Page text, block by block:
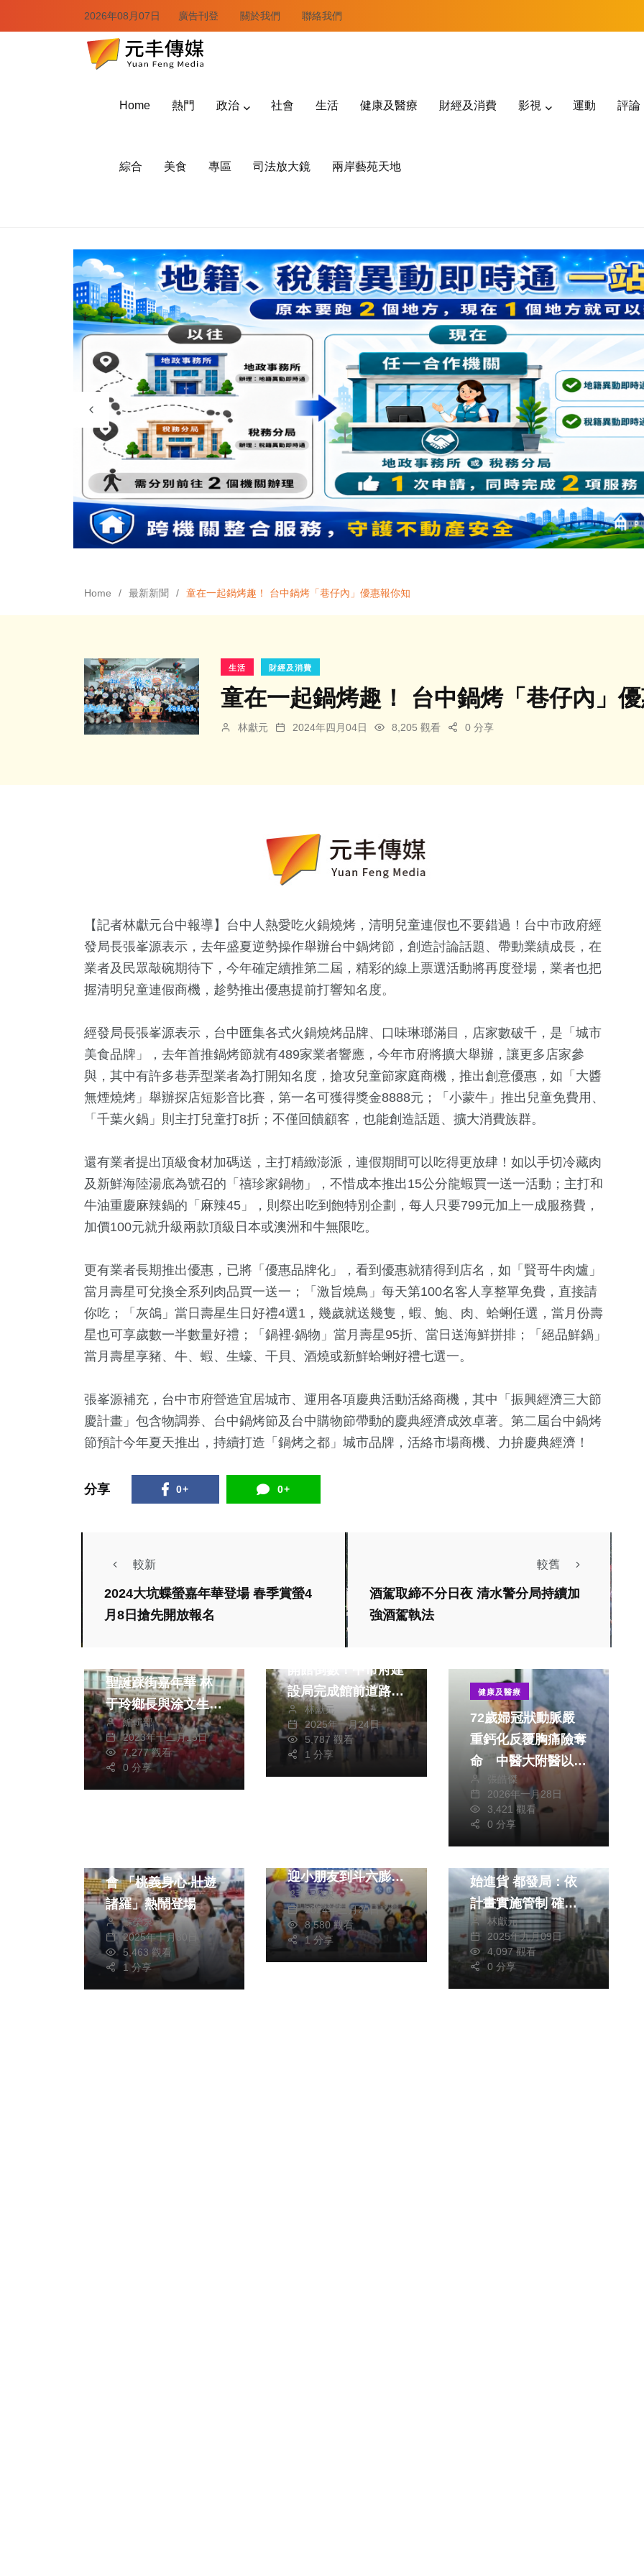
2026年08月07日 廣告刊登 關於我們 聯絡我們
Home 熱門 政治 社會 生活 健康及醫療 財經及消費 影視 運動 評論
綜合 美食 專區 司法放大鏡 兩岸藝苑天地
Home 最新新聞 童在一起鍋烤趣！ 台中鍋烤「巷仔內」優惠報你知
生活 財經及消費
童在一起鍋烤趣！ 台中鍋烤「巷仔內」
林獻元 2024年四月04日 8,205 觀看 0 分享
【記者林獻元台中報導】台中人熱愛吃火鍋燒烤，清明兒童連假也不要錯過！台中市政府經
發局長張峯源表示，去年盛夏逆勢操作舉辦台中鍋烤節，創造討論話題、帶動業績成長，在
業者及民眾敲碗期待下，今年確定續推第二屆，精彩的線上票選活動將再度登場，業者也把
握清明兒童連假商機，趁勢推出優惠提前打響知名度。
經發局長張峯源表示，台中匯集各式火鍋燒烤品牌、口味琳瑯滿目，店家數破千，是「城市
美食品牌」，去年首推鍋烤節就有489家業者響應，今年市府將擴大舉辦，讓更多店家參
與，其中有許多巷弄型業者為打開知名度，搶攻兒童節家庭商機，推出創意優惠，如「大醬
無煙燒烤」舉辦探店短影音比賽，第一名可獲得獎金8888元；「小蒙牛」推出兒童免費用、
「千葉火鍋」則主打兒童打8折；不僅回饋顧客，也能創造話題、擴大消費族群。
還有業者提出頂級食材加碼送，主打精緻澎派，連假期間可以吃得更放肆！如以手切冷藏肉
及新鮮海陸湯底為號召的「禧珍家鍋物」，不惜成本推出15公分龍蝦買一送一活動；主打和
牛油重慶麻辣鍋的「麻辣45」，則祭出吃到飽特別企劃，每人只要799元加上一成服務費，
加價100元就升級兩款頂級日本或澳洲和牛無限吃。
更有業者長期推出優惠，已將「優惠品牌化」，看到優惠就猜得到店名，如「賢哥牛肉爐」
當月壽星可兌換全系列肉品買一送一；「激旨燒鳥」每天第100名客人享整單免費，直接請
你吃；「灰鴿」當日壽星生日好禮4選1，幾歲就送幾隻，蝦、鮑、肉、蛤蜊任選，當月份壽
星也可享歲數一半數量好禮；「鍋裡‧鍋物」當月壽星95折、當日送海鮮拼排；「絕品鮮鍋」
當月壽星享豬、牛、蝦、生蠔、干貝、酒燒或新鮮蛤蜊好禮七選一。
張峯源補充，台中市府營造宜居城市、運用各項慶典活動活絡商機，其中「振興經濟三大節
慶計畫」包含物調券、台中鍋烤節及台中購物節帶動的慶典經濟成效卓著。第二屆台中鍋烤
節預計今年夏天推出，持續打造「鍋烤之都」城市品牌，活絡市場商機、力拚慶典經濟！
分享 0+ 0+
較新
2024大坑蝶螢嘉年華登場 春季賞螢4
月8日搶先開放報名
較舊
酒駕取締不分日夜 清水警分局持續加
強酒駕執法
聖誕踩街嘉年華 林
于玲鄉長與涂文生主
席偕同聖誕老公公
發送象徵祝福的糖果
將氣氛整個嗨到最高
點
編輯部
2023年十二月15日
7,277 觀看
0 分享
政治
迎接「台中海洋館」
開館倒數！中市府建
設局完成館前道路銜
接北堤路工程
林獻元
2025年一月24日
5,787 觀看
1 分享
健康及醫療
72歲婦冠狀動脈嚴
重鈣化反覆胸痛險奪
命 中醫大附醫以機
械循環輔助完成高風
險心導管治療
張皓傑
2026年一月28日
3,421 觀看
0 分享
會 「桃義身心‧壯遊
諸羅」熱鬧登場
蘇榮泉
2025年十月30日
5,463 觀看
1 分享
迎小朋友到斗六膨鼠
森林公園
蘇榮泉
2024年三月20日
8,580 觀看
1 分享
熱門 政治
始進貨 都發局：依
計畫實施管制 確保
公共安全
林獻元
2025年九月09日
4,097 觀看
0 分享
運動 2023金鐘獎
+
2024立委選戰
645+
社會
綜藝 兩岸